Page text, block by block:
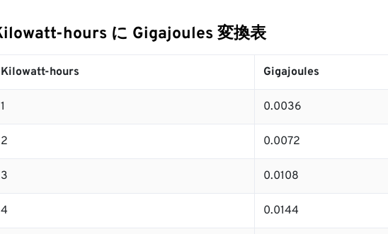
hours に Gigajoules 変換表
Kilowatt-hours Gigajoules
1 0.0036
2 0.0072
3 0.0108
4 0.0144